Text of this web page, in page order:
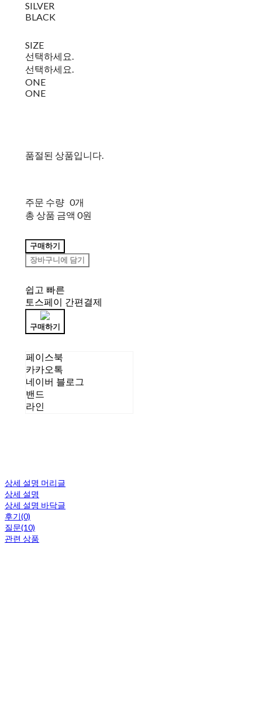
SILVER
BLACK
SIZE
선택하세요.
선택하세요.
ONE
ONE
품절된 상품입니다.
주문 수량 0개
총 상품 금액 0원
구매하기
장바구니에 담기
쉽고 빠른
토스페이 간편결제
구매하기
페이스북
카카오톡
네이버 블로그
밴드
라인
상세 설명 머리글
상세 설명
상세 설명 바닥글
후기(0)
질문(10)
관련 상품